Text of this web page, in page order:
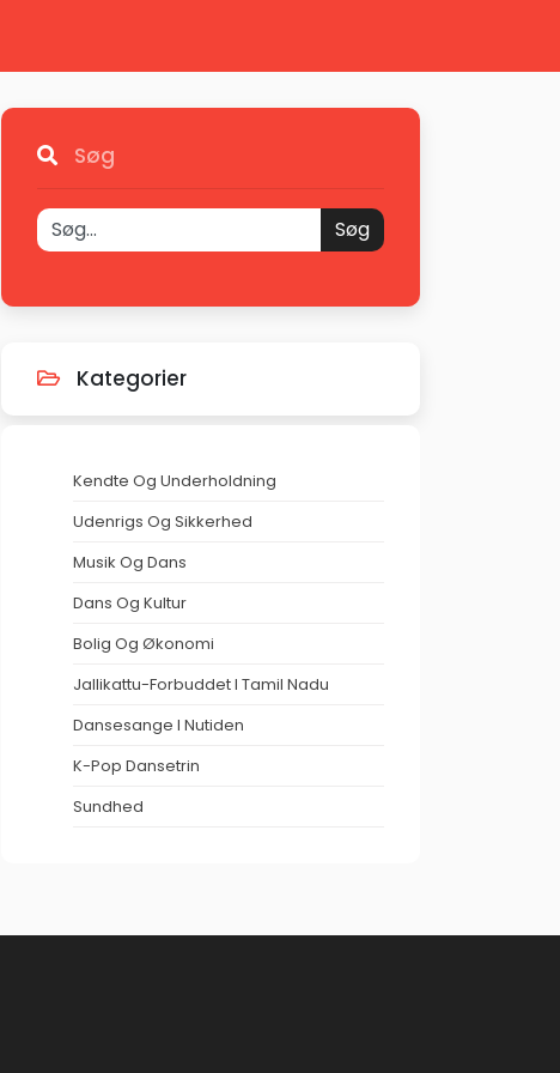
Søg
Søg
Kategorier
Kendte Og Underholdning
Udenrigs Og Sikkerhed
Musik Og Dans
Dans Og Kultur
Bolig Og Økonomi
Jallikattu-Forbuddet I Tamil Nadu
Dansesange I Nutiden
K-Pop Dansetrin
Sundhed